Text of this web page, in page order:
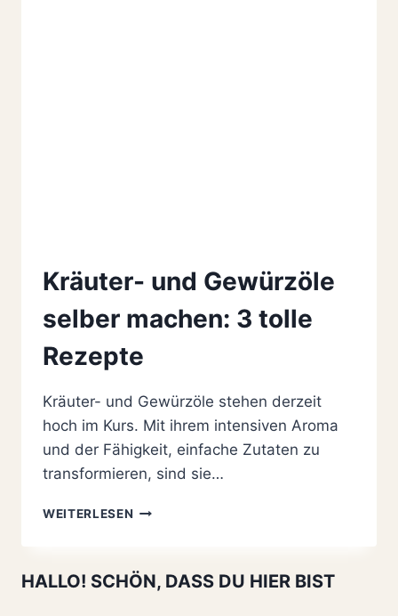
Kräuter- und Gewürzöle
selber machen: 3 tolle
Rezepte
Kräuter- und Gewürzöle stehen derzeit
hoch im Kurs. Mit ihrem intensiven Aroma
und der Fähigkeit, einfache Zutaten zu
transformieren, sind sie…
WEITERLESEN KRÄUTER-
MACHEN:
HALLO! SCHÖN, DASS DU HIER BIST